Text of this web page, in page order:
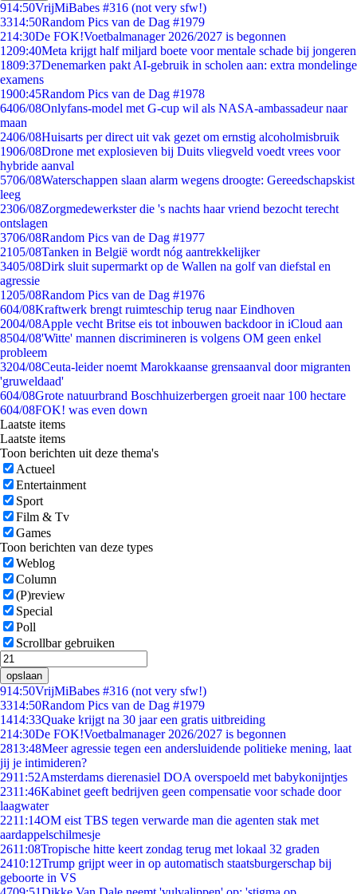
914:50VrijMiBabes #316 (not very sfw!)
3314:50Random Pics van de Dag #1979
214:30De FOK!Voetbalmanager 2026/2027 is begonnen
1209:40Meta krijgt half miljard boete voor mentale schade bij jongeren
1809:37Denemarken pakt AI-gebruik in scholen aan: extra mondelinge
examens
1900:45Random Pics van de Dag #1978
6406/08Onlyfans-model met G-cup wil als NASA-ambassadeur naar
maan
2406/08Huisarts per direct uit vak gezet om ernstig alcoholmisbruik
1906/08Drone met explosieven bij Duits vliegveld voedt vrees voor
hybride aanval
5706/08Waterschappen slaan alarm wegens droogte: Gereedschapskist
leeg
2306/08Zorgmedewerkster die 's nachts haar vriend bezocht terecht
ontslagen
3706/08Random Pics van de Dag #1977
2105/08Tanken in België wordt nóg aantrekkelijker
3405/08Dirk sluit supermarkt op de Wallen na golf van diefstal en
agressie
1205/08Random Pics van de Dag #1976
604/08Kraftwerk brengt ruimteschip terug naar Eindhoven
2004/08Apple vecht Britse eis tot inbouwen backdoor in iCloud aan
8504/08'Witte' mannen discrimineren is volgens OM geen enkel
probleem
3204/08Ceuta-leider noemt Marokkaanse grensaanval door migranten
'gruweldaad'
604/08Grote natuurbrand Boschhuizerbergen groeit naar 100 hectare
604/08FOK! was even down
Laatste items
Laatste items
Toon berichten uit deze thema's
Actueel
Entertainment
Sport
Film & Tv
Games
Toon berichten van deze types
Weblog
Column
(P)review
Special
Poll
Scrollbar gebruiken
opslaan
914:50VrijMiBabes #316 (not very sfw!)
3314:50Random Pics van de Dag #1979
1414:33Quake krijgt na 30 jaar een gratis uitbreiding
214:30De FOK!Voetbalmanager 2026/2027 is begonnen
2813:48Meer agressie tegen een andersluidende politieke mening, laat
jij je intimideren?
2911:52Amsterdams dierenasiel DOA overspoeld met babykonijntjes
2311:46Kabinet geeft bedrijven geen compensatie voor schade door
laagwater
2211:14OM eist TBS tegen verwarde man die agenten stak met
aardappelschilmesje
2611:08Tropische hitte keert zondag terug met lokaal 32 graden
2410:12Trump grijpt weer in op automatisch staatsburgerschap bij
geboorte in VS